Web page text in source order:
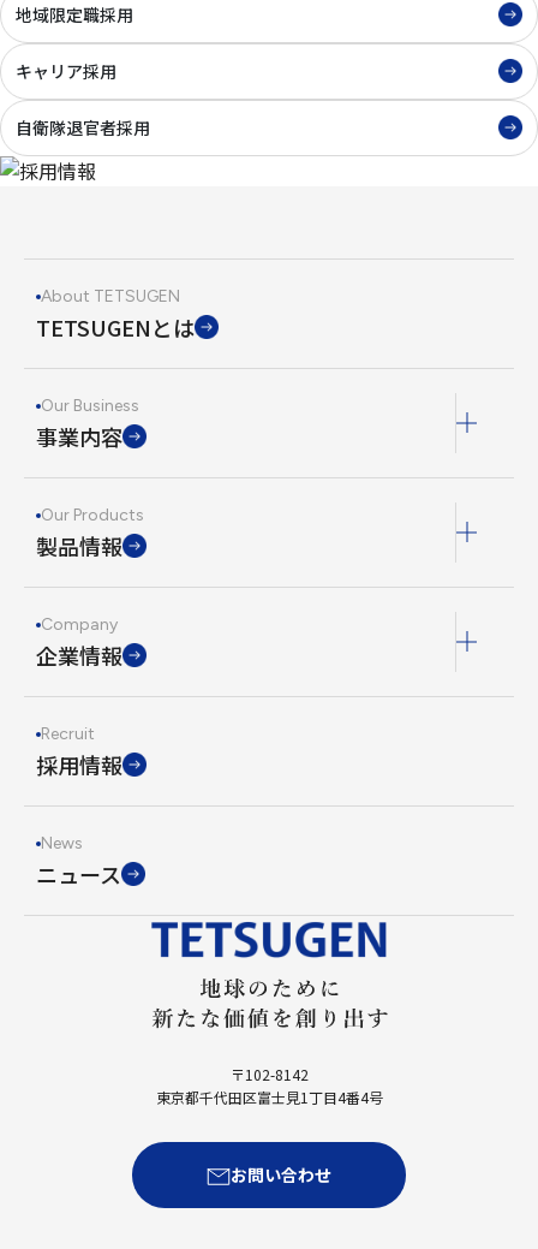
地域限定職採用
キャリア採用
自衛隊退官者採用
〒102-8142
東京都千代田区富士見1丁目4番4号
お問い合わせ
About TETSUGEN
TETSUGENとは
Our Business
事業内容
Our Products
製品情報
Company
企業情報
Recruit
採用情報
News
ニュース